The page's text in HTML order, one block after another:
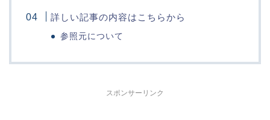
詳しい記事の内容はこちらから
参照元について
スポンサーリンク